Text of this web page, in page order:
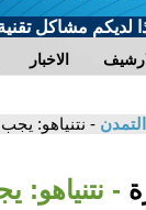
لديكم مشاكل
الاخبار
- نتنياهو: يجب
- نتنياهو: